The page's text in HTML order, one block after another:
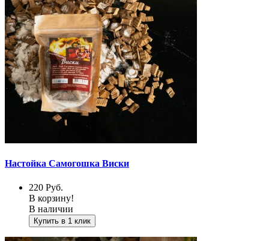
Настойка Самогошка Виски
220 Руб.
В корзину!
В наличии
Купить в 1 клик